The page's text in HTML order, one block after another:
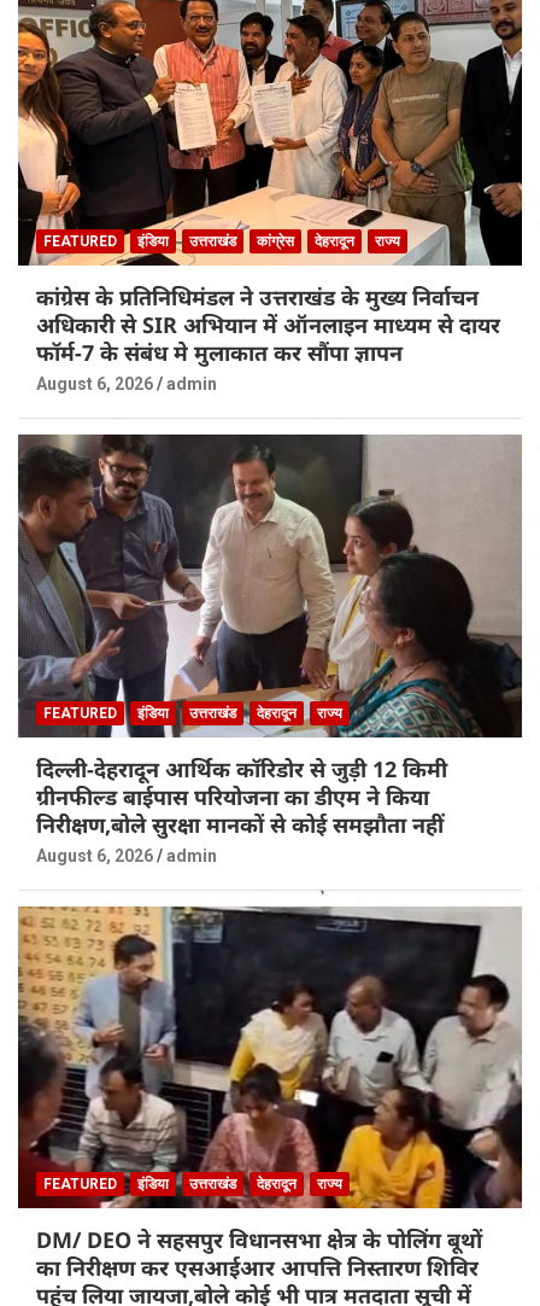
FEATURED इंडिया उत्तराखंड कांग्रेस देहरादून राज्य
कांग्रेस के प्रतिनिधिमंडल ने उत्तराखंड के मुख्य निर्वाचन
अधिकारी से SIR अभियान में ऑनलाइन माध्यम से दायर
फॉर्म-7 के संबंध मे मुलाकात कर सौंपा ज्ञापन
August 6, 2026 admin
FEATURED इंडिया उत्तराखंड देहरादून राज्य
दिल्ली-देहरादून आर्थिक कॉरिडोर से जुड़ी 12 किमी
ग्रीनफील्ड बाईपास परियोजना का डीएम ने किया
निरीक्षण,बोले सुरक्षा मानकों से कोई समझौता नहीं
August 6, 2026 admin
FEATURED इंडिया उत्तराखंड देहरादून राज्य
DM/ DEO ने सहसपुर विधानसभा क्षेत्र के पोलिंग बूथों
का निरीक्षण कर एसआईआर आपत्ति निस्तारण शिविर
पहुंच लिया जायजा,बोले कोई भी पात्र मतदाता सूची में